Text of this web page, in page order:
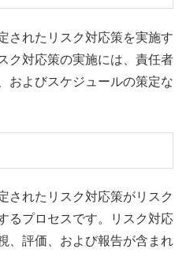
されたリスク対応策を実施す
ク対応策の実施には、責任者
およびスケジュールの策定な
されたリスク対応策がリスク
るプロセスです。リスク対応
、評価、および報告が含まれ